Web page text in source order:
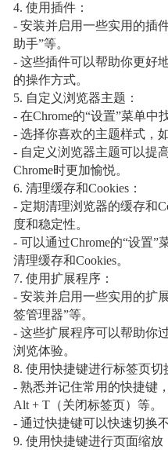
4. 使用插件：
- 安装并启用一些实用的插
助手”等。
- 这些插件可以帮助你更好
的操作方式。
5. 自定义浏览器主题：
- 在Chrome的“设置”菜单中
- 选择你喜欢的主题样式，
- 自定义浏览器主题可以提
Chrome时更加愉悦。
6. 清理缓存和Cookies：
- 定期清理浏览器的缓存和
度和稳定性。
- 可以通过Chrome的“设置”
清理缓存和Cookies。
7. 使用扩展程序：
- 安装并启用一些实用的扩
签管理器”等。
- 这些扩展程序可以帮助你
浏览体验。
8. 使用快捷键进行标签页切
- 熟悉并记住常用的快捷键
Alt + T（关闭标签页）等。
- 通过快捷键可以快速切换
9. 使用快捷键进行页面缩放